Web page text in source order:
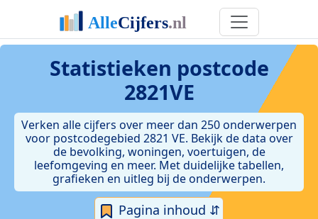
Statistieken postcode
2821VE
Verken alle cijfers over meer dan 250 onderwerpen
voor postcodegebied 2821 VE. Bekijk de data over
de bevolking, woningen, voertuigen, de
leefomgeving en meer. Met duidelijke tabellen,
grafieken en uitleg bij de onderwerpen.
Pagina inhoud ⇵